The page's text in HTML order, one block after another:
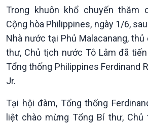
Thời
Thời
Thời
Thời
Bản tin
Trong khuôn khổ chuyến thăm
Cộng hòa Philippines, ngày 1/6,
Nhà nước tại Phủ Malacanang, thủ
thư, Chủ tịch nước Tô Lâm đã
Tổng thống Philippines Ferdinand
Jr.
Tại hội đàm, Tổng thống
liệt chào mừng Tổng Bí thư,